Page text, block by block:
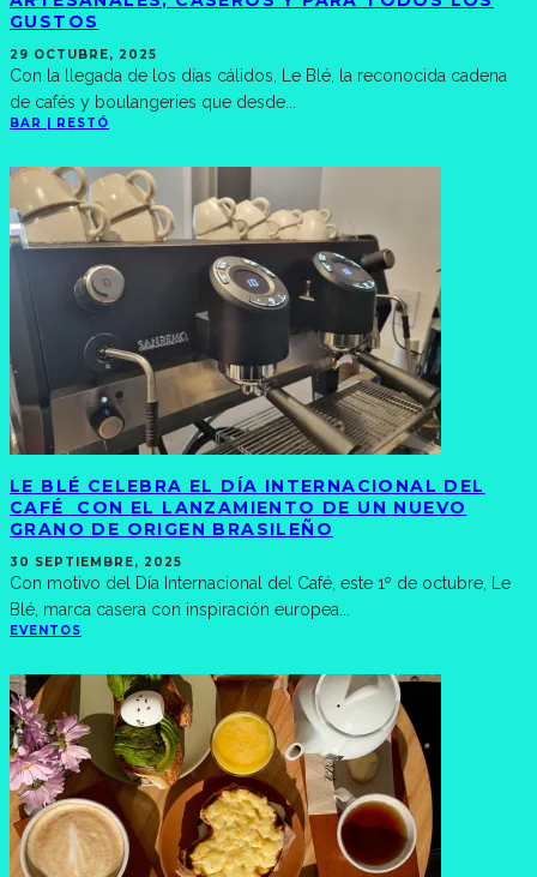
GUSTOS
29 OCTUBRE, 2025
Con la llegada de los días cálidos, Le Blé, la reconocida cadena
de cafés y boulangeries que desde
BAR | RESTÓ
LE BLÉ CELEBRA EL DÍA INTERNACIONAL DEL
CAFÉ CON EL LANZAMIENTO DE UN NUEVO
GRANO DE ORIGEN BRASILEÑO
30 SEPTIEMBRE, 2025
Con motivo del Día Internacional del Café, este 1º de octubre, Le
Blé, marca casera con inspiración europea
EVENTOS